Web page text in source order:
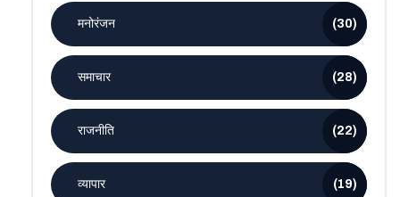
मनोरंजन (30)
समाचार (28)
राजनीति (22)
व्यापार (19)